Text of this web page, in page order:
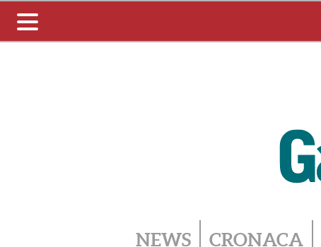
Toggle
navigation
NEWS CRONACA